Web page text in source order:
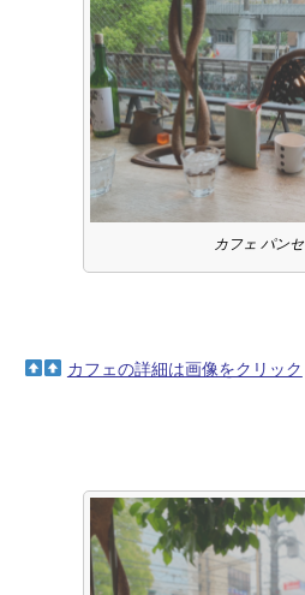
カフェ パンセ
カフェの詳細は画像をクリック